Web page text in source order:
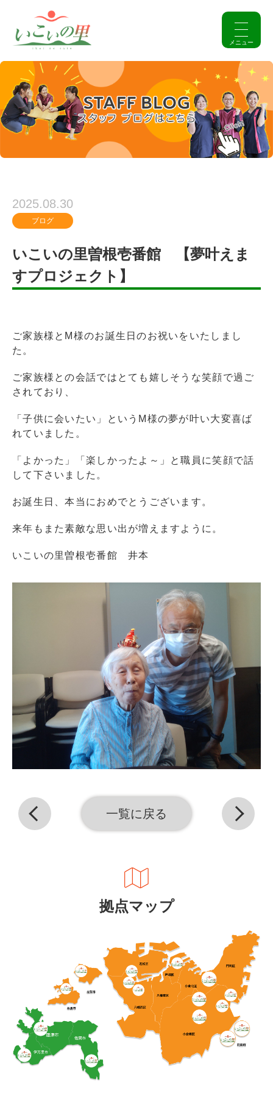
2025.08.30
ブログ
いこいの里曽根壱番館 【夢叶えま
すプロジェクト】
ご家族様とM様のお誕生日のお祝いをいたしまし
た。
ご家族様との会話ではとても嬉しそうな笑顔で過ご
されており、
「子供に会いたい」というM様の夢が叶い大変喜ば
れていました。
「よかった」「楽しかったよ～」と職員に笑顔で話
して下さいました。
お誕生日、本当におめでとうございます。
来年もまた素敵な思い出が増えますように。
いこいの里曽根壱番館 井本
一覧に戻る
拠点マップ